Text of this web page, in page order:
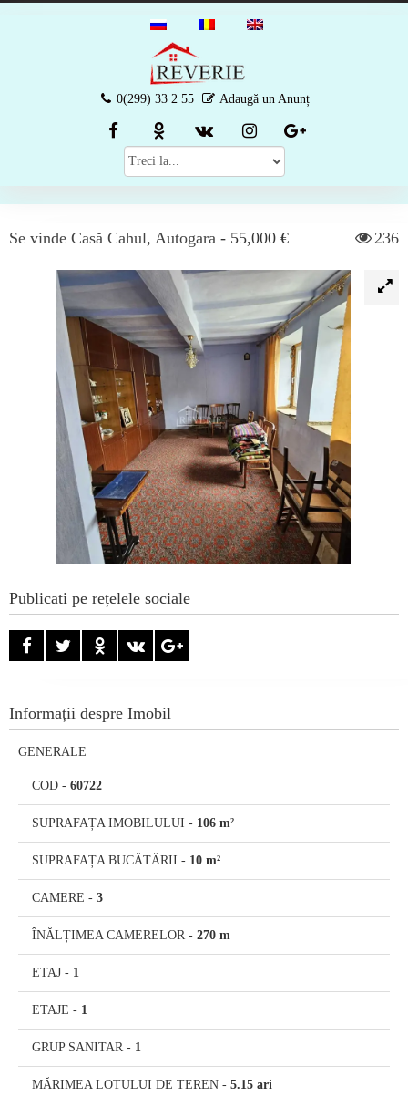
0(299) 33 2 55 Adaugă un Anunț
Se vinde Casă Cahul, Autogara - 55,000 € 236
Publicati pe rețelele sociale
Informații despre Imobil
GENERALE
COD - 60722
SUPRAFAȚA IMOBILULUI - 106 m²
SUPRAFAȚA BUCĂTĂRII - 10 m²
CAMERE - 3
ÎNĂLȚIMEA CAMERELOR - 270 m
ETAJ - 1
ETAJE - 1
GRUP SANITAR - 1
MĂRIMEA LOTULUI DE TEREN - 5.15 ari